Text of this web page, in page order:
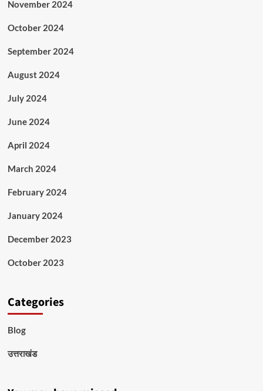
November 2024
October 2024
September 2024
August 2024
July 2024
June 2024
April 2024
March 2024
February 2024
January 2024
December 2023
October 2023
Categories
Blog
उत्तराखंड